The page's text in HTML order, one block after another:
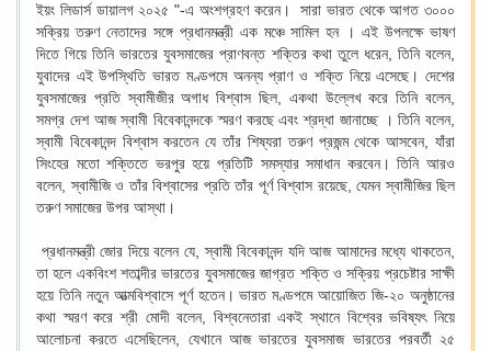
ইয়ং লিডার্স ডায়ালগ ২০২৫ "-এ অংশগ্রহণ করেন। সারা ভারত থেকে আগত ৩০০০
সক্রিয় তরুণ নেতাদের সঙ্গে প্রধানমন্ত্রী এক মঞ্চে সামিল হন । এই উপলক্ষে ভাষণ
দিতে গিয়ে তিনি ভারতের যুবসমাজের প্রাণবন্ত শক্তির কথা তুলে ধরেন, তিনি বলেন,
যুবাদের এই উপস্থিতি ভারত মণ্ডপমে অনন্য প্রাণ ও শক্তি নিয়ে এসেছে। দেশের
যুবসমাজের প্রতি স্বামীজীর অগাধ বিশ্বাস ছিল, একথা উল্লেখ করে তিনি বলেন,
সমগ্র দেশ আজ স্বামী বিবেকানন্দকে স্মরণ করছে এবং শ্রদ্ধা জানাচ্ছে । তিনি বলেন,
স্বামী বিবেকানন্দ বিশ্বাস করতেন যে তাঁর শিষ্যরা তরুণ প্রজন্ম থেকে আসবেন, যাঁরা
সিংহের মতো শক্তিতে ভরপুর হয়ে প্রতিটি সমস্যার সমাধান করবেন। তিনি আরও
বলেন, স্বামীজি ও তাঁর বিশ্বাসের প্রতি তাঁর পূর্ণ বিশ্বাস রয়েছে, যেমন স্বামীজির ছিল
তরুণ সমাজের উপর আস্থা।
প্রধানমন্ত্রী জোর দিয়ে বলেন যে, স্বামী বিবেকানন্দ যদি আজ আমাদের মধ্যে থাকতেন,
তা হলে একবিংশ শতাব্দীর ভারতের যুবসমাজের জাগ্রত শক্তি ও সক্রিয় প্রচেষ্টার সাক্ষী
হয়ে তিনি নতুন আত্মবিশ্বাসে পূর্ণ হতেন। ভারত মণ্ডপমে আয়োজিত জি-২০ অনুষ্ঠানের
কথা স্মরণ করে শ্রী মোদী বলেন, বিশ্বনেতারা একই স্থানে বিশ্বের ভবিষ্যৎ নিয়ে
আলোচনা করতে এসেছিলেন, যেখানে আজ ভারতের যুবসমাজ ভারতের পরবর্তী ২৫